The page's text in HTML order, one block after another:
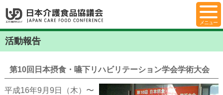
活動報告
第10回日本摂食・嚥下リハビリテーション学会学術大会
平成16年9月9日（木）〜